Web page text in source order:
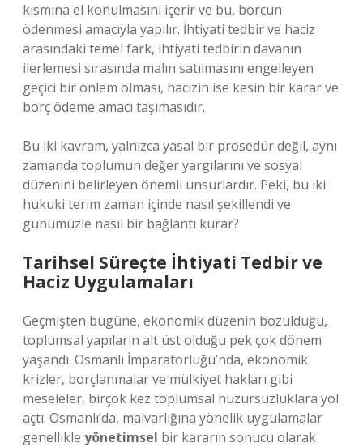
kısmına el konulmasını içerir ve bu, borcun
ödenmesi amacıyla yapılır. İhtiyati tedbir ve haciz
arasındaki temel fark, ihtiyati tedbirin davanın
ilerlemesi sırasında malın satılmasını engelleyen
geçici bir önlem olması, hacizin ise kesin bir karar ve
borç ödeme amacı taşımasıdır.
Bu iki kavram, yalnızca yasal bir prosedür değil, aynı
zamanda toplumun değer yargılarını ve sosyal
düzenini belirleyen önemli unsurlardır. Peki, bu iki
hukuki terim zaman içinde nasıl şekillendi ve
günümüzle nasıl bir bağlantı kurar?
Tarihsel Süreçte İhtiyati Tedbir ve
Haciz Uygulamaları
Geçmişten bugüne, ekonomik düzenin bozulduğu,
toplumsal yapıların alt üst olduğu pek çok dönem
yaşandı. Osmanlı İmparatorluğu’nda, ekonomik
krizler, borçlanmalar ve mülkiyet hakları gibi
meseleler, birçok kez toplumsal huzursuzluklara yol
açtı. Osmanlı’da, malvarlığına yönelik uygulamalar
genellikle yönetimsel bir kararın sonucu olarak